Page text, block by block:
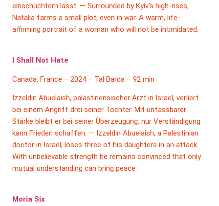
einschüchtern lässt. — Surrounded by Kyiv’s high-rises,
Natalia farms a small plot, even in war. A warm, life-
affirming portrait of a woman who will not be intimidated.
I Shall Not Hate
Canada, France – 2024 – Tal Barda – 92 min
Izzeldin Abuelaish, palästinensischer Arzt in Israel, verliert
bei einem Angriff drei seiner Töchter. Mit unfassbarer
Stärke bleibt er bei seiner Überzeugung: nur Verständigung
kann Frieden schaffen. — Izzeldin Abuelaish, a Palestinian
doctor in Israel, loses three of his daughters in an attack.
With unbelievable strength he remains convinced that only
mutual understanding can bring peace.
Moria Six